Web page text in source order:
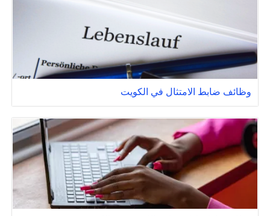
وظائف ضابط الامتثال في الكويت